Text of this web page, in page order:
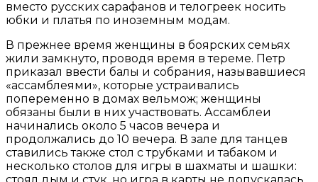
вместо русских сарафанов и телогреек носить
юбки и платья по иноземным модам.
В прежнее время женщины в боярских семьях
жили замкнуто, проводя время в тереме. Петр
приказал ввести балы и собрания, называвшиеся
«ассамблеями», которые устраивались
попеременно в домах вельмож; женщины
обязаны были в них участвовать. Ассамблеи
начинались около 5 часов вечера и
продолжались до 10 вечера. В зале для танцев
ставились также стол с трубками и табаком и
несколько столов для игры в шахматы и шашки: